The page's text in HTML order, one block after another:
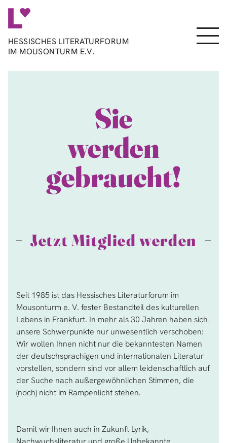
Direkt
Inhalt
HESSISCHES LITERATURFORUM
IM MOUSONTURM E.V.
Menu
Sie
werden
gebraucht!
Jetzt Mitglied werden
Seit 1985 ist das Hessisches Literaturforum im
Mousonturm e. V. fester Bestandteil des kulturellen
Lebens in Frankfurt. In mehr als 30 Jahren haben sich
unsere Schwerpunkte nur unwesentlich verschoben:
Wir wollen Ihnen nicht nur die bekanntesten Namen
der deutschsprachigen und internationalen Literatur
vorstellen, sondern sind vor allem leidenschaftlich auf
der Suche nach außergewöhnlichen Stimmen, die
(noch) nicht im Rampenlicht stehen.
Damit wir Ihnen auch in Zukunft Lyrik,